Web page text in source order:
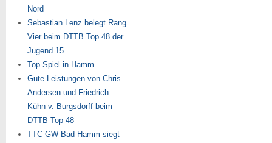
Nord
Sebastian Lenz belegt Rang
Vier beim DTTB Top 48 der
Jugend 15
Top-Spiel in Hamm
Gute Leistungen von Chris
Andersen und Friedrich
Kühn v. Burgsdorff beim
DTTB Top 48
TTC GW Bad Hamm siegt